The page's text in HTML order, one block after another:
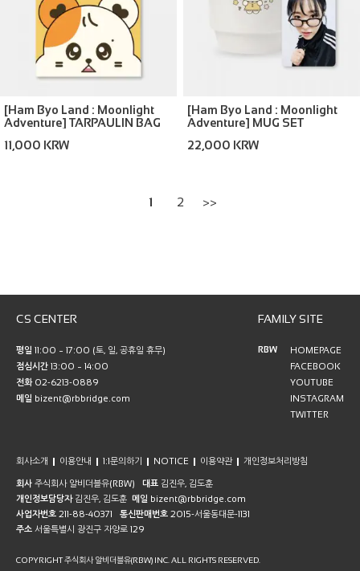
[Ham Byo Land : Moonlight
Adventure] TARPAULIN BAG
11,000 KRW
[Ham Byo Land : Moonlight
Adventure] MUG SET
22,000 KRW
1 2 >>
CS CENTER
평일 11:00 ~ 17:00 (토, 일, 공휴일 휴무)
점심시간 13:00 ~ 14:00
전화02-6213-0889
메일 bizent@rbbridge.com
FAMILY SITE
RBW
HOMEPAGE
FACEBOOK
YOUTUBE
INSTAGRAM
TWITTER
회사소개 이용안내 1:1문의하기 NOTICE 이용약관 개인정보처리방침
회사 주식회사 알비더블유(RBW) 대표 김진우, 김도훈
개인정보담당자김진우, 김도훈 메일 bizent@rbbridge.com
사업자번호 211-88-40371 통신판매번호 2015-서울동대문-1131
주소 서울특별시 광진구 자양로 129
COPYRIGHT 주식회사 알비더블유(RBW) INC. ALL RIGHTS RESERVED.